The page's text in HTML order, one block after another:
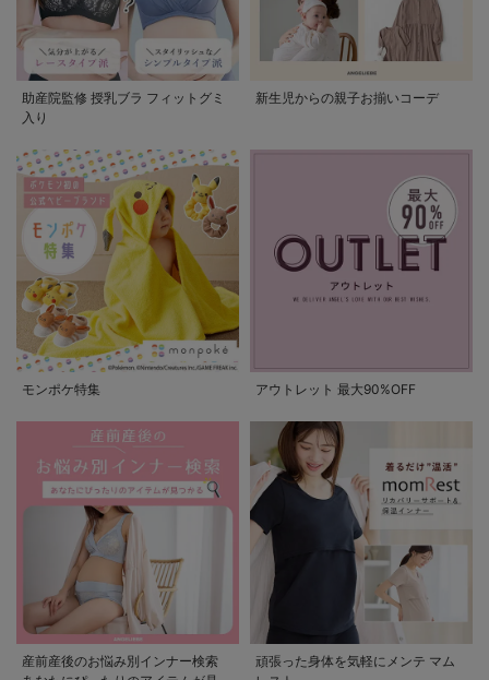
助産院監修 授乳ブラ フィットグミ
入り
新生児からの親子お揃いコーデ
モンポケ特集 アウトレット 最大90%OFF
産前産後のお悩み別インナー検索
頑張った身体を気軽にメンテ マム